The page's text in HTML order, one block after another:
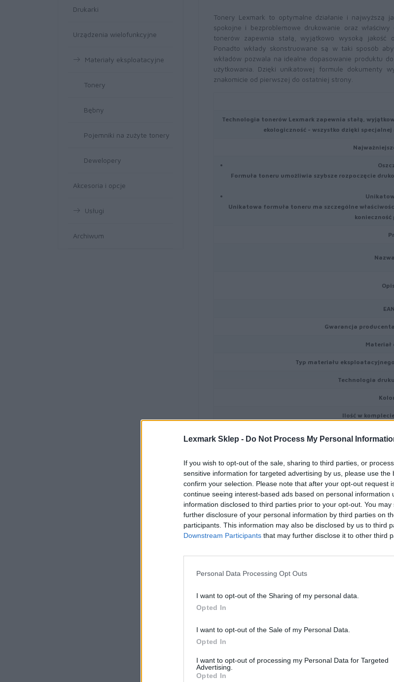
Lexmark Sklep - Do Not Process My Personal
If you wish to opt-out of the sale, sharing to third parties, or
sensitive information for targeted advertising by us, please use the
confirm your selection. Please note that after your opt-out request
continue seeing interest-based ads based on personal information
information disclosed to third parties prior to your opt-out. You
further disclosure of your personal information by third parties on
participants. This information may also be disclosed by us to third
Downstream Participants that may further disclose it to other third
Personal Data Processing Opt Outs
I want to opt-out of the Sharing of my personal data.
Opted In
I want to opt-out of the Sale of my Personal Data.
Opted In
I want to opt-out of processing my Personal Data for Targeted
Advertising.
Opted In
Drukarki
Urządzenia wielofunkcyjne
Materiały eksploatacyjne
Tonery
Bębny
Pojemniki na zużyte tonery
Dewelopery
Akcesoria i opcje
Usługi
Archiwum
Tonery Lexmark to optymalne działanie i najwyższą
spokojne i bezproblemowe drukowanie oraz
tonerów zapewnia stałą, wyjątkowo wysoką jakość
Ponadto wkłady skonstruowane są w taki sposób
wkładów pozwala na idealne dopasowanie produktu
użytkowania. Dzięki unikatowej formule dokumenty
znakomicie od pierwszej do ostatniej strony.
Technologia tonerów Lexmark zapewnia stałą,
ekologiczność - wszystko dzięki
Formuła toneru umożliwia szybsze rozpoczęcie
Unikatowa formuła toneru ma szczególne
Gwarancja
Typ materiału
Technologia
Ilość w
Kompatybilne
Dane techniczne przekazywane nam są przez firmy
odpowiedzialności za zawarte w nich ewentualne błędy.
Symbol